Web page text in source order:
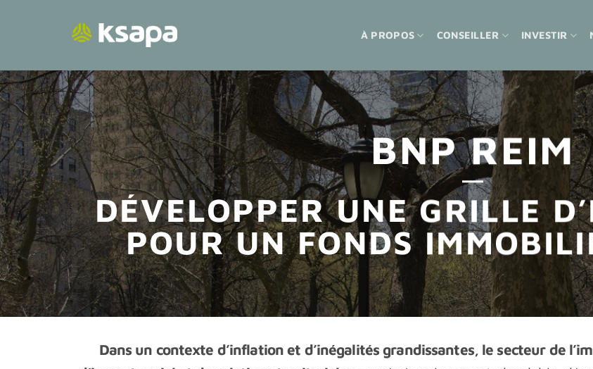
À PROPOS CONSEILLER INVESTIR
BNP REIM
DÉVELOPPER UNE GRILLE
POUR UN FONDS
Dans un contexte d’inflation et d’inégalités grandissantes, le secteur de